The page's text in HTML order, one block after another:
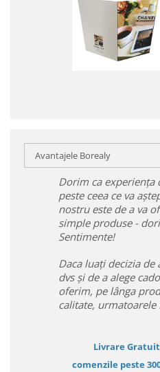
Avantajele Borealy
Dorim ca experiența
peste ceea ce va
nostru este de a va
simple produse -
Sentimente!
Daca luați decizia de
dvs și de a alege
oferim, pe lânga
calitate, urmatoarele
Livrare
comenzile peste